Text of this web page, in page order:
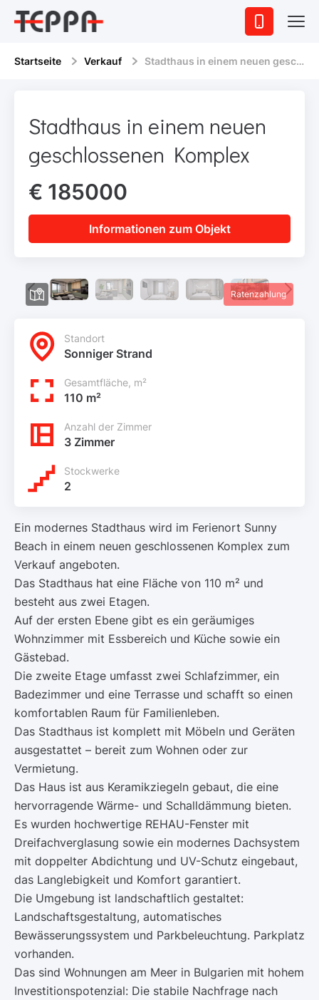
Startseite Verkauf Stadthaus in einem neuen geschlossenen Komplex
Stadthaus in einem neuen
geschlossenen Komplex
€ 185000
Informationen zum Objekt
Ratenzahlung
Standort
Sonniger Strand
Gesamtfläche, m²
110 m²
Anzahl der Zimmer
3 Zimmer
Stockwerke
2
Ein modernes Stadthaus wird im Ferienort Sunny
Beach in einem neuen geschlossenen Komplex zum
Verkauf angeboten.
Das Stadthaus hat eine Fläche von 110 m² und
besteht aus zwei Etagen.
Auf der ersten Ebene gibt es ein geräumiges
Wohnzimmer mit Essbereich und Küche sowie ein
Gästebad.
Die zweite Etage umfasst zwei Schlafzimmer, ein
Badezimmer und eine Terrasse und schafft so einen
komfortablen Raum für Familienleben.
Das Stadthaus ist komplett mit Möbeln und Geräten
ausgestattet – bereit zum Wohnen oder zur
Vermietung.
Das Haus ist aus Keramikziegeln gebaut, die eine
hervorragende Wärme- und Schalldämmung bieten.
Es wurden hochwertige REHAU-Fenster mit
Dreifachverglasung sowie ein modernes Dachsystem
mit doppelter Abdichtung und UV-Schutz eingebaut,
das Langlebigkeit und Komfort garantiert.
Die Umgebung ist landschaftlich gestaltet:
Landschaftsgestaltung, automatisches
Bewässerungssystem und Parkbeleuchtung. Parkplatz
vorhanden.
Das sind Wohnungen am Meer in Bulgarien mit hohem
Investitionspotenzial: Die stabile Nachfrage nach